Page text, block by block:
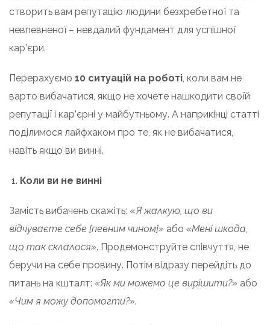
створить вам репутацію людини безхребетної та
невпевненої – невдалий фундамент для успішної
кар’єри.
Перерахуємо 10 ситуацій на роботі, коли вам не
варто вибачатися, якщо не хочете нашкодити своїй
репутації і кар’єрні у майбутньому. А наприкінці статті
поділимося лайфхаком про те, як не вибачатися,
навіть якщо ви винні.
Коли ви не винні
Замість вибачень скажіть: «Я жалкую, що ви
відчуваєте себе [певним чином]» або «Мені шкода,
що так склалося». Продемонструйте співчуття, не
беручи на себе провину. Потім відразу перейдіть до
питань на кшталт: «Як ми можемо це вирішити?» або
«Чим я можу допомогти?».